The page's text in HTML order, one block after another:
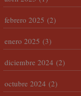
febrero 2025 (2)
enero 2025 (3)
diciembre 2024 (2)
octubre 2024 (2)